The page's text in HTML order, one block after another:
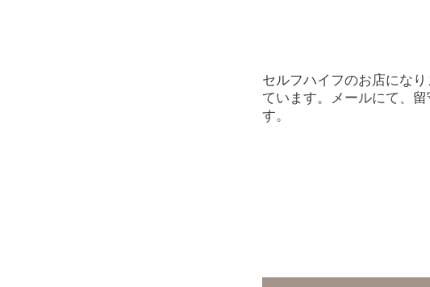
セルフハイフのお店にな
ています。メールにて、
す。